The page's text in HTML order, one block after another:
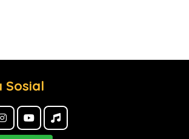
Sosial